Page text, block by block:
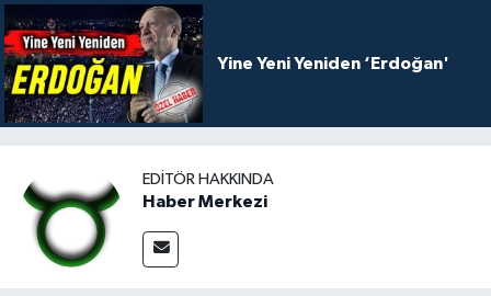
Yine Yeni Yeniden ‘Erdoğan'
EDITÖR HAKKINDA
Haber Merkezi